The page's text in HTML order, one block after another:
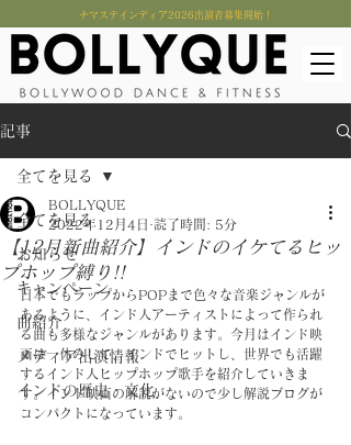
​ナマステインディア2026出演者募集開始！
記事
全てを見る
お知らせ
キャンペーン
曲紹介
メディア出演情報
インドの歴史・文化
全てを見る
【12月新曲紹介】インドのイケてるヒッ
プホップ縛り!!
BOLLYQUE
2022年12月4日
読了時間: 5分
日本でもラップからPOPまで色々な音楽ジャンルが
あるように、インド人アーティストによって作られ
る曲も多様なジャンルがあります。今月はインド映
画は一休みして、インドでヒットし、世界でも活躍
するインド人ヒップホップ歌手を紹介していきま
す。インド映画の解説がないので少し解説ブログが
コンパクトになっています。